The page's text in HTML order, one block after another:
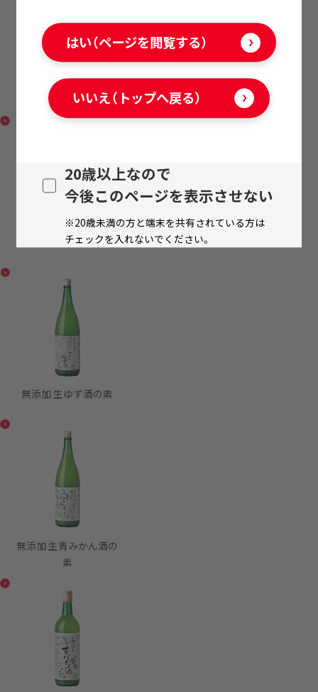
はい（ページを閲覧する）
いいえ（トップへ戻る）
20歳以上なので
今後このページを表示させない
※20歳未満の方と端末を共有されている方は
チェックを入れないでください。
にごり梅酒
無添加 生すだち酒の素
無添加 生ゆず酒の素
無添加 生青みかん酒の
素